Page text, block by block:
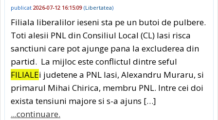
publicat 2026-07-12 16:15:09 (Libertatea)
Filiala liberalilor ieseni sta pe un butoi de pulbere.
Toti alesii PNL din Consiliul Local (CL) Iasi risca
sanctiuni care pot ajunge pana la excluderea din
partid. La mijloc este conflictul dintre seful
FILIALEi judetene a PNL Iasi, Alexandru Muraru, si
primarul Mihai Chirica, membru PNL. Intre cei doi
exista tensiuni majore si s-a ajuns […]
...continuare.